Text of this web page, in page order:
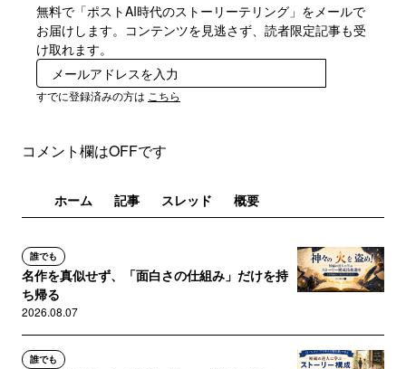
無料で「ポストAI時代のストーリーテリング」をメールで
お届けします。コンテンツを見逃さず、読者限定記事も受
け取れます。
すでに登録済みの方は こちら
コメント欄はOFFです
ホーム 記事 スレッド 概要
誰でも
名作を真似せず、「面白さの仕組み」だけを持
ち帰る
2026.08.07
誰でも